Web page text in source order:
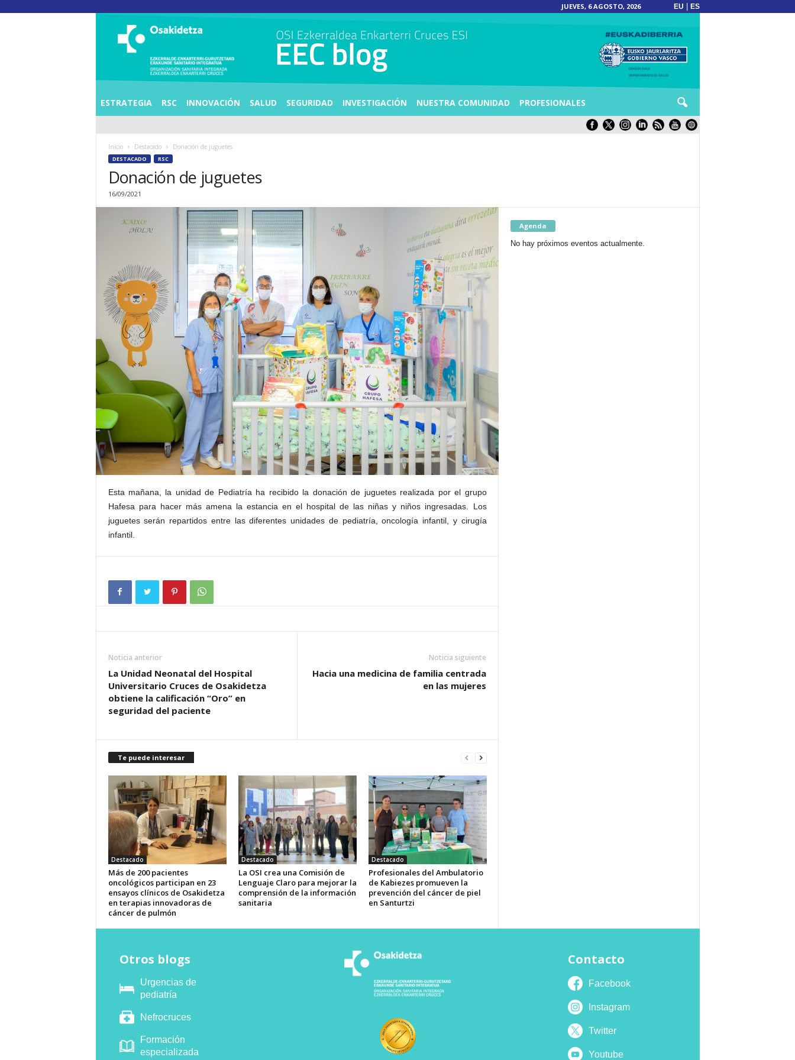
JUEVES, 6 AGOSTO, 2026 EU ES
A
N
U
C
ESTRATEGIA RSC INNOVACIÓN SALUD SEGURIDAD INVESTIGACIÓN NUESTRA COMUNIDAD PROFESIONALES
Inicio Destacado Donación de juguetes
DESTACADO RSC
Donación de juguetes
16/09/2021
Esta mañana, la unidad de Pediatría ha recibido la donación de juguetes realizada por el grupo
Hafesa para hacer más amena la estancia en el hospital de las niñas y niños ingresadas. Los
juguetes serán repartidos entre las diferentes unidades de pediatría, oncología infantil, y cirugía
infantil.
Noticia anterior
La Unidad Neonatal del Hospital
Universitario Cruces de Osakidetza
obtiene la calificación “Oro” en
seguridad del paciente
Noticia siguiente
Hacia una medicina de familia centrada
en las mujeres
Te puede interesar
Destacado
Más de 200 pacientes
oncológicos participan en 23
ensayos clínicos de Osakidetza
en terapias innovadoras de
cáncer de pulmón
Destacado
La OSI crea una Comisión de
Lenguaje Claro para mejorar la
comprensión de la información
sanitaria
Destacado
Profesionales del Ambulatorio
de Kabiezes promueven la
prevención del cáncer de piel
en Santurtzi
Agenda
No hay próximos eventos actualmente.
Otros blogs
Urgencias de
pediatría
Nefrocruces
Formación
especializada
Contacto
Facebook
Instagram
Twitter
Youtube